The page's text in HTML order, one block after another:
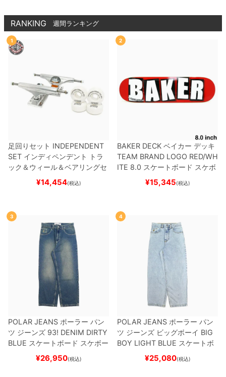
RANKING 週間ランキング
1
足回りセット INDEPENDENT
SET インディペンデント
トラ
ック＆ウィール＆ベアリングセ
（トリック用）
ード スケボー
¥14,454(税込)
2
BAKER DECK ベイカー デッキ
TEAM BRAND LOGO RED/WH
ITE 8.0 スケートボード スケボ
¥15,345(税込)
3
POLAR JEANS ポーラー パン
ツ ジーンズ 93! DENIM DIRTY
BLUE スケートボード スケボー
¥26,950(税込)
4
POLAR JEANS ポーラー パン
ツ ジーンズ ビッグボーイ BIG
BOY LIGHT BLUE スケートボ
ード スケボー
¥25,080(税込)